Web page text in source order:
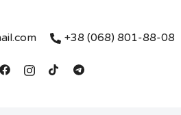
+38 (068) 801-88-08